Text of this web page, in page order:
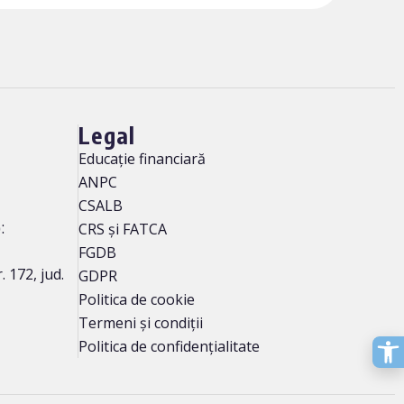
172, jud.
Legal
Educație financiară
ANPC
CSALB
CRS și FATCA
FGDB
GDPR
Politica de cookie
Termeni și condiții
Politica de confidențialitate